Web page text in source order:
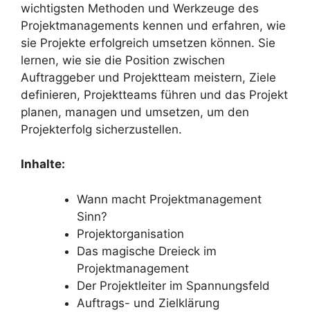
wichtigsten Methoden und Werkzeuge des
Projektmanagements kennen und erfahren, wie
sie Projekte erfolgreich umsetzen können. Sie
lernen, wie sie die Position zwischen
Auftraggeber und Projektteam meistern, Ziele
definieren, Projektteams führen und das Projekt
planen, managen und umsetzen, um den
Projekterfolg sicherzustellen.
Inhalte:
Wann macht Projektmanagement
Sinn?
Projektorganisation
Das magische Dreieck im
Projektmanagement
Der Projektleiter im Spannungsfeld
Auftrags- und Zielklärung